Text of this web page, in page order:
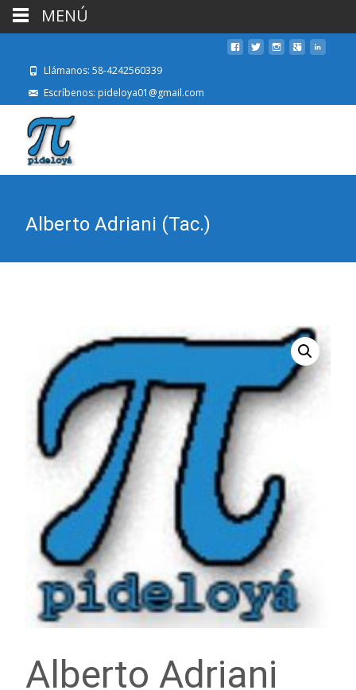
Llámanos: 58-4242560339
Escríbenos: pideloya01@gmail.com
Alberto Adriani (Tac.)
Alberto Adriani
MENÚ